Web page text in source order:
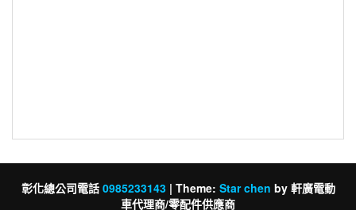
彰化總公司電話 0985233143 | Theme: Star chen by 軒廣電動
車代理商/零配件供應商